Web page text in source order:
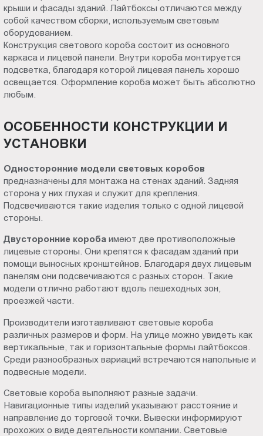
крыши и фасады зданий. Лайтбоксы отличаются между
собой качеством сборки, используемым световым
оборудованием.
Конструкция светового короба состоит из основного
каркаса и лицевой панели. Внутри короба монтируется
подсветка, благодаря которой лицевая панель хорошо
освещается. Оформление короба может быть абсолютно
любым.
ОСОБЕННОСТИ КОНСТРУКЦИИ И
УСТАНОВКИ
Односторонние модели световых коробов
предназначены для монтажа на стенах зданий. Задняя
сторона у них глухая и служит для крепления.
Подсвечиваются такие изделия только с одной лицевой
стороны.
Двусторонние короба имеют две противоположные
лицевые стороны. Они крепятся к фасадам зданий при
помощи выносных кронштейнов. Благодаря двух лицевым
панелям они подсвечиваются с разных сторон. Такие
модели отлично работают вдоль пешеходных зон,
проезжей части.
Производители изготавливают световые короба
различных размеров и форм. На улице можно увидеть как
вертикальные, так и горизонтальные формы лайтбоксов.
Среди разнообразных вариаций встречаются напольные и
подвесные модели.
Световые короба выполняют разные задачи.
Навигационные типы изделий указывают расстояние и
направление до торговой точки. Вывески информируют
прохожих о виде деятельности компании. Световые
Пт.:
9.00-
18.00
Вс.:
выходной